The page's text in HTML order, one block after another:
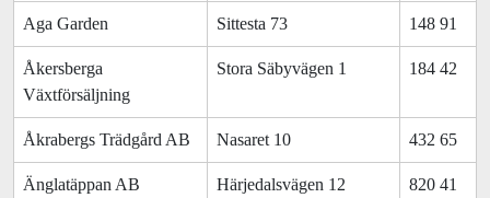
Aga Garden Sittesta 73 148 91
Åkersberga
Växtförsäljning
Stora Säbyvägen 1 184 42
Åkrabergs Trädgård AB Nasaret 10 432 65
Änglatäppan AB Härjedalsvägen 12 820 41